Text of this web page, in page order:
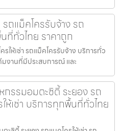
ถแม็คโครรับจ้าง รถ
ที่ทั่วไทย ราคาถูก
ให้เช่า รถแม็คโครรับจ้าง บริการทั่ว
มงานที่มีประสบการณ์ และ
กรรมอมตะซิตี้ ระยอง รถ
ห้เช่า บริการทุกพื้นที่ทั่วไทย